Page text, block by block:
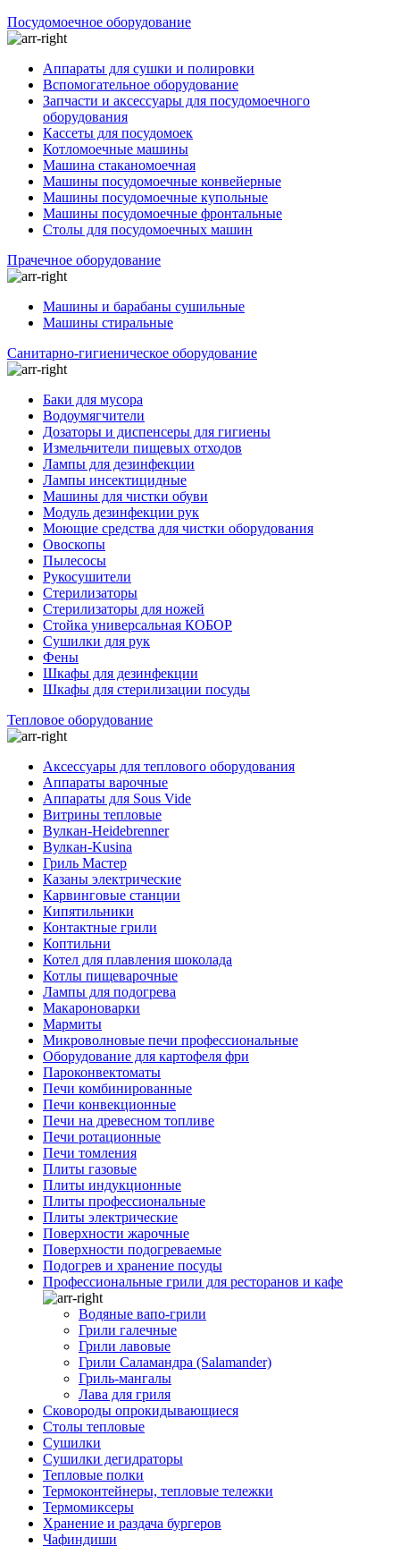
Посудомоечное оборудование
Аппараты для сушки и полировки
Вспомогательное оборудование
Запчасти и аксессуары для посудомоечного
оборудования
Кассеты для посудомоек
Котломоечные машины
Машина стаканомоечная
Машины посудомоечные конвейерные
Машины посудомоечные купольные
Машины посудомоечные фронтальные
Столы для посудомоечных машин
Прачечное оборудование
Машины и барабаны сушильные
Машины стиральные
Санитарно-гигиеническое оборудование
Баки для мусора
Водоумягчители
Дозаторы и диспенсеры для гигиены
Измельчители пищевых отходов
Лампы для дезинфекции
Лампы инсектицидные
Машины для чистки обуви
Модуль дезинфекции рук
Моющие средства для чистки оборудования
Овоскопы
Пылесосы
Рукосушители
Стерилизаторы
Стерилизаторы для ножей
Стойка универсальная КОБОР
Сушилки для рук
Фены
Шкафы для дезинфекции
Шкафы для стерилизации посуды
Тепловое оборудование
Аксессуары для теплового оборудования
Аппараты варочные
Аппараты для Sous Vide
Витрины тепловые
Вулкан-Heidebrenner
Вулкан-Kusina
Гриль Мастер
Казаны электрические
Карвинговые станции
Кипятильники
Контактные грили
Коптильни
Котел для плавления шоколада
Котлы пищеварочные
Лампы для подогрева
Макароноварки
Мармиты
Микроволновые печи профессиональные
Оборудование для картофеля фри
Пароконвектоматы
Печи комбинированные
Печи конвекционные
Печи на древесном топливе
Печи ротационные
Печи томления
Плиты газовые
Плиты индукционные
Плиты профессиональные
Плиты электрические
Поверхности жарочные
Поверхности подогреваемые
Подогрев и хранение посуды
Профессиональные грили для ресторанов и кафе
Водяные вапо-грили
Грили галечные
Грили лавовые
Грили Саламандра (Salamander)
Гриль-мангалы
Лава для гриля
Сковороды опрокидывающиеся
Столы тепловые
Сушилки
Сушилки дегидраторы
Тепловые полки
Термоконтейнеры, тепловые тележки
Термомиксеры
Хранение и раздача бургеров
Чафиндиши